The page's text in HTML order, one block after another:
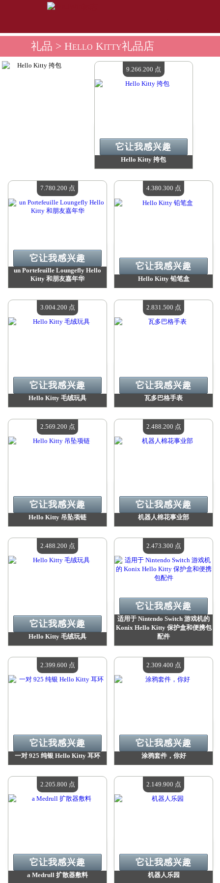
礼品 > Hello Kitty礼品店
Hello Kitty 挎包
现有数量：4
它让我感兴趣
9.266.200 点
un Portefeuille Loungefly Hello
Kitty 和朋友嘉年华
现有数量：4
它让我感兴趣
7.780.200 点
Hello Kitty 铅笔盒
现有数量：4
它让我感兴趣
4.380.300 点
Hello Kitty 毛绒玩具
现有数量：4
它让我感兴趣
3.004.200 点
瓦多巴格手表
现有数量：4
它让我感兴趣
2.831.500 点
Hello Kitty 吊坠项链
现有数量：4
它让我感兴趣
2.569.200 点
机器人棉花事业部
现有数量：4
它让我感兴趣
2.488.200 点
Hello Kitty 毛绒玩具
现有数量：4
它让我感兴趣
2.488.200 点
适用于 Nintendo Switch 游戏机的
Konix Hello Kitty 保护盒和便携包
配件
现有数量：4
它让我感兴趣
2.473.300 点
一对 925 纯银 Hello Kitty 耳环
现有数量：4
它让我感兴趣
2.399.600 点
涂鸦套件，你好
现有数量：4
它让我感兴趣
2.309.400 点
a Medrull 扩散器敷料
它让我感兴趣
2.205.800 点
机器人乐园
它让我感兴趣
2.149.900 点